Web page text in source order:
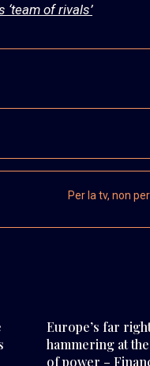
of rivals’
Per la tv, non
Europe’s far
hammering at
of power –